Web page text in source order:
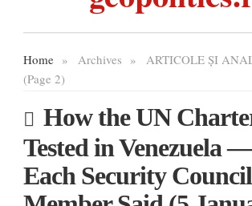
Home » Archives »
ARTICOLE ȘI
(Page 2)
How the UN
Tested in Venezuela
Each Security Council